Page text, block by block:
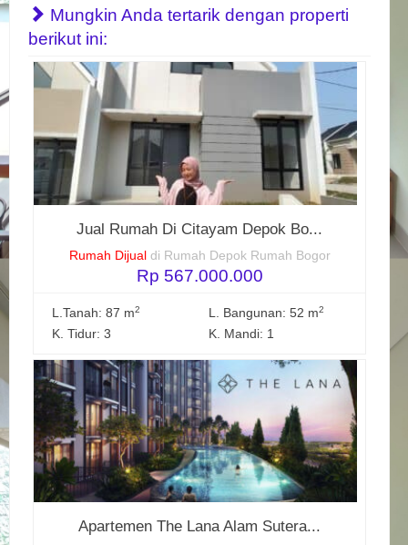
Mungkin Anda tertarik dengan properti
berikut ini:
Jual Rumah Di Citayam Depok Bo...
Rumah Dijual di Rumah Depok Rumah Bogor
Rp 567.000.000
L.Tanah: 87 m2 L. Bangunan: 52 m2
K. Tidur: 3 K. Mandi: 1
Apartemen The Lana Alam Sutera...